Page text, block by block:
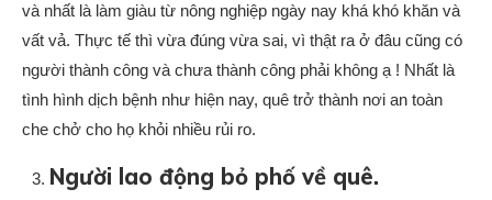
và nhất là làm giàu từ nông nghiệp ngày nay khá khó khăn và
vất vả. Thực tế thì vừa đúng vừa sai, vì thật ra ở đâu cũng có
người thành công và chưa thành công phải không ạ ! Nhất là
tình hình dịch bệnh như hiện nay, quê trở thành nơi an toàn
che chở cho họ khỏi nhiều rủi ro.
Người lao động bỏ phố về quê.